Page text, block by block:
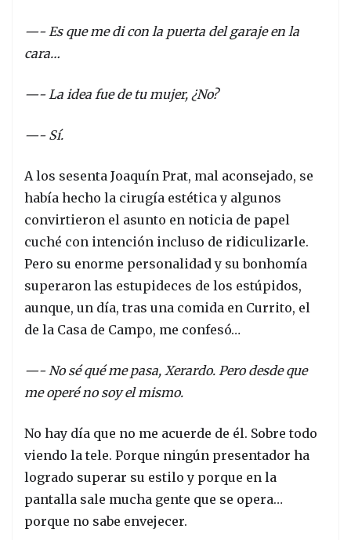
—- Es que me di con la puerta del garaje en la
cara…
—- La idea fue de tu mujer, ¿No?
—- Sí.
A los sesenta Joaquín Prat, mal aconsejado, se
había hecho la cirugía estética y algunos
convirtieron el asunto en noticia de papel
cuché con intención incluso de ridiculizarle.
Pero su enorme personalidad y su bonhomía
superaron las estupideces de los estúpidos,
aunque, un día, tras una comida en Currito, el
de la Casa de Campo, me confesó…
—- No sé qué me pasa, Xerardo. Pero desde que
me operé no soy el mismo.
No hay día que no me acuerde de él. Sobre todo
viendo la tele. Porque ningún presentador ha
logrado superar su estilo y porque en la
pantalla sale mucha gente que se opera…
porque no sabe envejecer.